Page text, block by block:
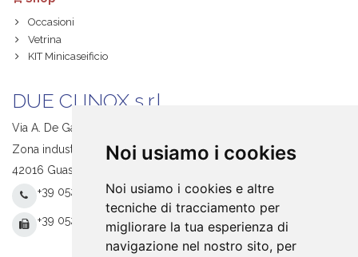
Noi usiamo i cookies
Noi usiamo i cookies e altre
tecniche di tracciamento per
migliorare la tua esperienza di
navigazione nel nostro sito, per
Occasioni
Vetrina
KIT Minicaseificio
DUE CI INOX s.r.l.
Via A. De Gasperi, 1
Zona industriale S. Giacomo
42016 Guastalla (RE) Italy
+39 0522 831205
+39 0522 831093